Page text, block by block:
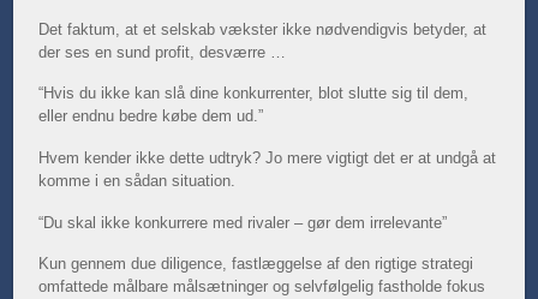
Det faktum, at et selskab vækster ikke nødvendigvis betyder, at
der ses en sund profit, desværre …
“Hvis du ikke kan slå dine konkurrenter, blot slutte sig til dem,
eller endnu bedre købe dem ud.”
Hvem kender ikke dette udtryk?Jo mere vigtigt det er at undgå at
komme i en sådan situation.
“Du skal ikke konkurrere med rivaler – gør dem irrelevante”
Kun gennem due diligence, fastlæggelse af den rigtige strategi
omfattede målbare målsætninger og selvfølgelig fastholde fokus